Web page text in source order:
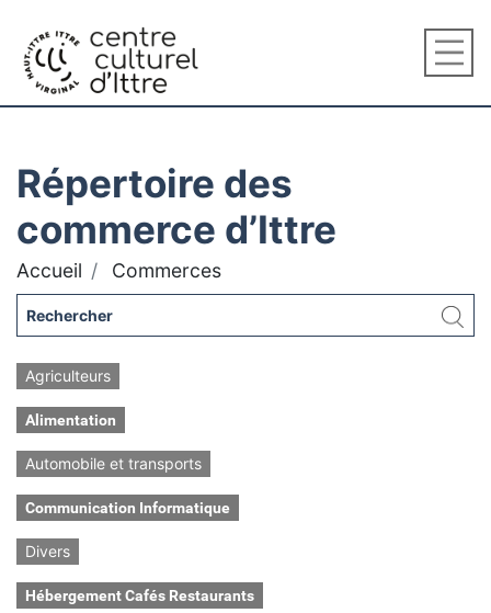
Répertoire des
commerce d’Ittre
Accueil Commerces
Agriculteurs
Alimentation
Automobile et transports
Communication Informatique
Divers
Hébergement Cafés Restaurants